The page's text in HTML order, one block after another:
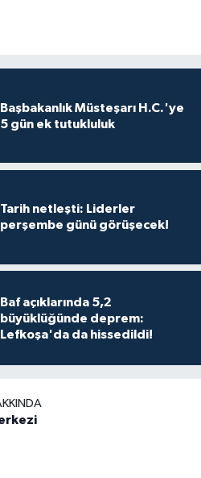
Başbakanlık Müsteşarı H.C.'ye
5 gün ek tutukluluk
Tarih netleşti: Liderler
perşembe günü görüşecek!
Baf açıklarında 5,2
büyüklüğünde deprem:
Lefkoşa'da da hissedildi!